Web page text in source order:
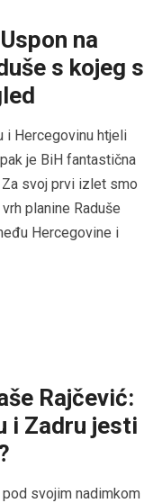
na
s kojeg s
i Hercegovinu htjeli
je BiH fantastična
svoj prvi izlet smo
planine Raduše
Hercegovine i
Rajčević:
i Zadru jesti
svojim nadimkom